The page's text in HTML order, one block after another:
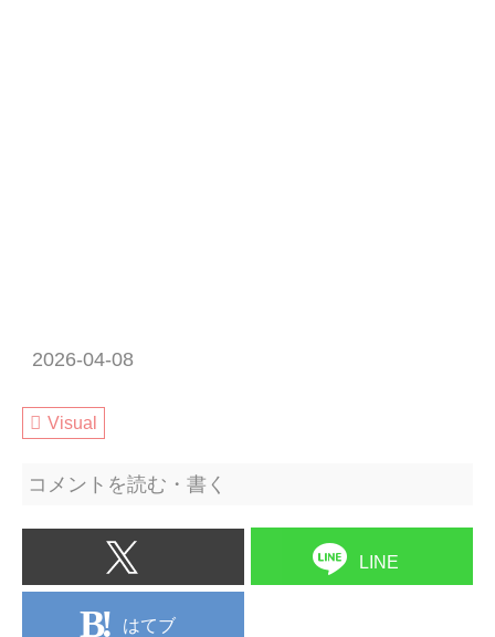
2026-04-08
Visual
コメントを読む・書く
LINE
はてブ